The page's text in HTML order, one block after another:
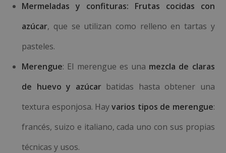
Mermeladas y confituras:
Frutas cocidas con
azúcar, que se utilizan como relleno en tartas y
pasteles.
Merengue: El merengue es una mezcla de claras
de huevo y azúcarbatidas hasta obtener una
textura esponjosa. Hayvarios tipos de merengue:
francés, suizo e italiano, cada uno con sus propias
técnicas y usos.